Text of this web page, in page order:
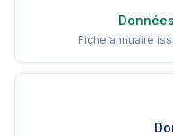
Fiche annuaire